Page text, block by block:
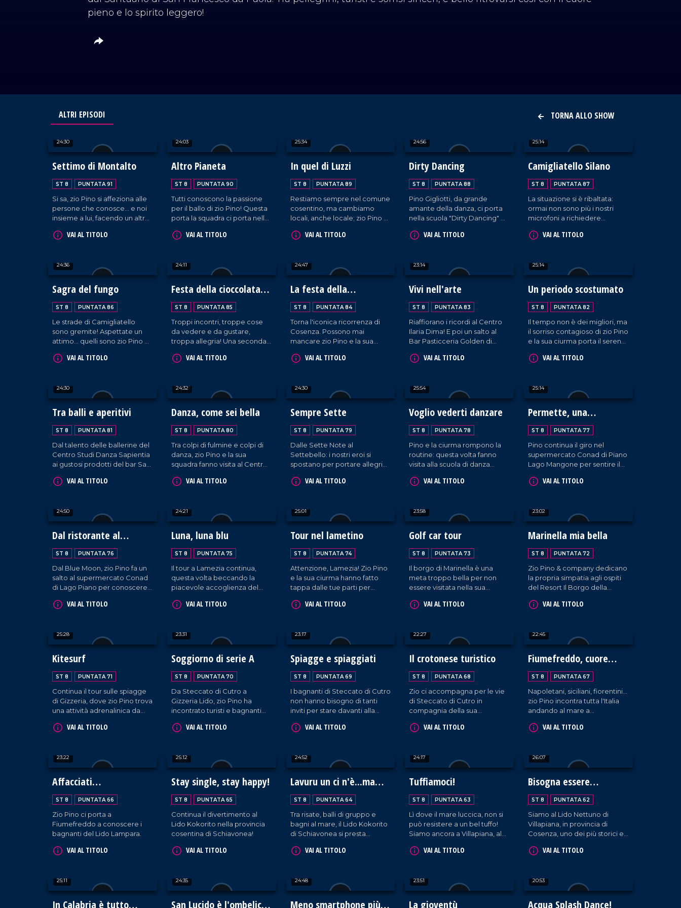
pieno e lo spirito leggero!
TORNA ALLO SHOW
ALTRI EPISODI
24:30
Settimo di Montalto
ST 8 PUNTATA 91
Si sa, zio Pino si affeziona alle
persone che conosce... e noi
insieme a lui, facendo un altro
Dance.VAI AL TITOLO
24:03
Altro Pianeta
ST 8 PUNTATA 90
Tutti conoscono la passione
per il ballo di zio Pino! Questa
porta la squadra ci porta nella
Settimo di Montalto.
VAI AL TITOLO
25:34
In quel di Luzzi
ST 8 PUNTATA 89
Restiamo sempre nel comune
cosentino, ma cambiamo
locali, anche locale; zio Pino ci
VAI AL TITOLO
24:56
Dirty Dancing
ST 8 PUNTATA 88
Pino Gigliotti, da grande
amante della danza, ci porta
nella scuola "Dirty Dancing" di
VAI AL TITOLO
25:14
Camigliatello Silano
ST 8 PUNTATA 87
La situazione si è ribaltata:
ormai non sono più i nostri
microfoni a richiedere
sono le persone a chiederci di
della sua squadra!
VAI AL TITOLO
24:36
Sagra del fungo
ST 8 PUNTATA 86
Le strade di Camigliatello
sono gremite! Aspettate un
attimo... quelli sono zio Pino e
presenza è immancabile in un
VAI AL TITOLO
24:11
Festa della cioccolata
2025 - Parte II
ST 8 PUNTATA 85
Troppi incontri, troppe cose
da vedere e da gustare,
troppa allegria! Una seconda
Mazzini era necessaria.
VAI AL TITOLO
24:47
La festa della
cioccolata 2025
ST 8 PUNTATA 84
Torna l'iconica ricorrenza di
Cosenza. Possono mai
mancare zio Pino e la sua
popolato? Ne vedremo delle
VAI AL TITOLO
23:14
Vivi nell'arte
ST 8 PUNTATA 83
Riaffiorano i ricordi al Centro
Ilaria Dima! E poi un salto al
Bar Pasticceria Golden di
VAI AL TITOLO
25:14
Un periodo scostumato
ST 8 PUNTATA 82
Il tempo non è dei migliori, ma
il sorriso contagioso di zio Pino
e la sua ciurma porta il sereno
visita al Centro Danza Ilaria
VAI AL TITOLO
24:30
Tra balli e aperitivi
ST 8 PUNTATA 81
Dal talento delle ballerine del
Centro Studi Danza Sapientia
ai gustosi prodotti del bar San
VAI AL TITOLO
24:32
Danza, come sei bella
ST 8 PUNTATA 80
Tra colpi di fulmine e colpi di
danza, zio Pino e la sua
squadra fanno visita al Centro
Montalto.
VAI AL TITOLO
24:30
Sempre Sette
ST 8 PUNTATA 79
Dalle Sette Note al
Settebello: i nostri eroi si
spostano per portare allegria
Luzzi.VAI AL TITOLO
25:54
Voglio vederti danzare
ST 8 PUNTATA 78
Pino e la ciurma rompono la
routine: questa volta fanno
visita alla scuola di danza
VAI AL TITOLO
25:14
Permette, una
pregunta?
ST 8 PUNTATA 77
Pino continua il giro nel
supermercato Conad di Piano
Lago Mangone per sentire il
quali la responsabile del
coordinazione dei ruoli
aziendali.
VAI AL TITOLO
24:50
Dal ristorante al
supermercato
ST 8 PUNTATA 76
Dal Blue Moon, zio Pino fa un
salto al supermercato Conad
di Lago Piano per conoscere
scoprirne di più sulle
VAI AL TITOLO
24:21
Luna, luna blu
ST 8 PUNTATA 75
Il tour a Lamezia continua,
questa volta beccando la
piacevole accoglienza del
Moon.VAI AL TITOLO
25:01
Tour nel lametino
ST 8 PUNTATA 74
Attenzione, Lamezia! Zio Pino
e la sua ciurma hanno fatto
tappa dalle tue parti per
buonumore!
VAI AL TITOLO
23:58
Golf car tour
ST 8 PUNTATA 73
Il borgo di Marinella è una
meta troppo bella per non
essere visitata nella sua
e la sua ciurma hanno
VAI AL TITOLO
23:02
Marinella mia bella
ST 8 PUNTATA 72
Zio Pino & company dedicano
la propria simpatia agli ospiti
del Resort Il Borgo della
VAI AL TITOLO
25:28
Kitesurf
ST 8 PUNTATA 71
Continua il tour sulle spiagge
di Gizzeria, dove zio Pino trova
una attività adrenalinica da
VAI AL TITOLO
23:31
Soggiorno di serie A
ST 8 PUNTATA 70
Da Steccato di Cutro a
Gizzeria Lido, zio Pino ha
incontrato turisti e bagnanti
simpatia!VAI AL TITOLO
23:17
Spiagge e spiaggiati
ST 8 PUNTATA 69
I bagnanti di Steccato di Cutro
non hanno bisogno di tanti
inviti per stare davanti alla
della tv nate!
VAI AL TITOLO
22:27
Il crotonese turistico
ST 8 PUNTATA 68
Zio ci accompagna per le vie
di Steccato di Cutro in
compagnia della sua
VAI AL TITOLO
22:45
Fiumefreddo, cuore
caldo
ST 8 PUNTATA 67
Napoletani, siciliani, fiorentini...
zio Pino incontra tutta l'Italia
andando al mare a
VAI AL TITOLO
23:22
Affacciati
dall'ombrellone, amore
mio!
ST 8 PUNTATA 66
Zio Pino ci porta a
Fiumefreddo a conoscere i
bagnanti del Lido Lampara.
VAI AL TITOLO
25:12
Stay single, stay happy!
ST 8 PUNTATA 65
Continua il divertimento al
Lido Kokorito nella provincia
cosentina di Schiavonea!
VAI AL TITOLO
24:52
Lavuru un ci n'è...ma
vacanzi si!
ST 8 PUNTATA 64
Tra risate, balli di gruppo e
bagni al mare, il Lido Kokorito
di Schiavonea si presta
Pino!VAI AL TITOLO
24:17
Tuffiamoci!
ST 8 PUNTATA 63
Lì dove il mare luccica, non si
può resistere a un bel tuffo!
Siamo ancora a Villapiana, al
prosegue con le sue
racconta, con spontaneità, la
gioia di vivere l'estate tra
sorrisi, mare e spensieratezza.
VAI AL TITOLO
26:07
Bisogna essere
ottimisti!
ST 8 PUNTATA 62
Siamo al Lido Nettuno di
Villapiana, in provincia di
Cosenza, uno dei più storici e
alla calda accoglienza e alla
tutto ancora più speciale ci
pensa Zio Pino, che con le sue
interviste ai turisti provenienti
VAI AL TITOLO
25:11
In Calabria è tutto
24:35
San Lucido è l'ombelico
24:48
Meno smartphone più
23:51
La gioventù
20:53
Acqua Splash Dance!